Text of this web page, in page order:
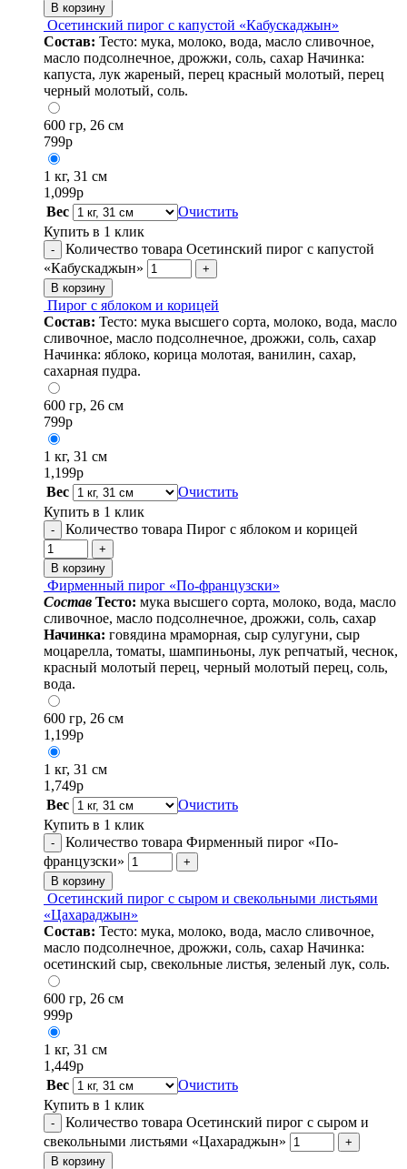
В корзину
Осетинский пирог с капустой «Кабускаджын»
Состав: Тесто: мука, молоко, вода, масло сливочное,
масло подсолнечное, дрожжи, соль, сахар Начинка:
капуста, лук жареный, перец красный молотый, перец
черный молотый, соль.
600 гр, 26 см
799р
1 кг, 31 см
1,099р
Вес
Очистить
Купить в 1 клик
-
Количество товара Осетинский пирог с капустой
«Кабускаджын»
+
В корзину
Пирог с яблоком и корицей
Состав: Тесто: мука высшего сорта, молоко, вода, масло
сливочное, масло подсолнечное, дрожжи, соль, сахар
Начинка: яблоко, корица молотая, ванилин, сахар,
сахарная пудра.
600 гр, 26 см
799р
1 кг, 31 см
1,199р
Вес
Очистить
Купить в 1 клик
- Количество товара Пирог с яблоком и корицей
+
В корзину
Фирменный пирог «По-французски»
Cостав Тесто: мука высшего сорта, молоко, вода, масло
сливочное, масло подсолнечное, дрожжи, соль, сахар
Начинка: говядина мраморная, сыр сулугуни, сыр
моцарелла, томаты, шампиньоны, лук репчатый, чеснок,
красный молотый перец, черный молотый перец, соль,
вода.
600 гр, 26 см
1,199р
1 кг, 31 см
1,749р
Вес
Очистить
Купить в 1 клик
-
Количество товара Фирменный пирог «По-
французски»
+
В корзину
Осетинский пирог с сыром и свекольными листьями
«Цахараджын»
Состав: Тесто: мука, молоко, вода, масло сливочное,
масло подсолнечное, дрожжи, соль, сахар Начинка:
осетинский сыр, свекольные листья, зеленый лук, соль.
600 гр, 26 см
999р
1 кг, 31 см
1,449р
Вес
Очистить
Купить в 1 клик
-
Количество товара Осетинский пирог с сыром и
свекольными листьями «Цахараджын»
+
В корзину